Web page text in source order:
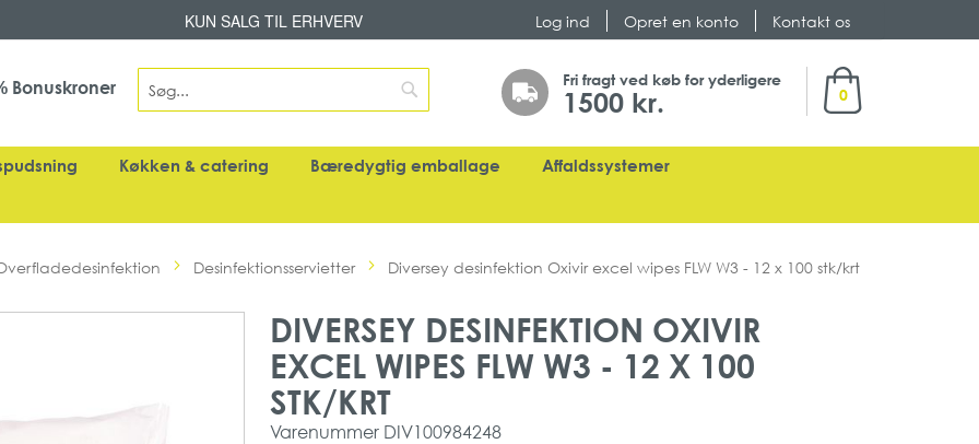
Skip
to
Content
Log ind Opret en konto Kontakt os
KUN SALG TIL ERHVERV
0
Fri fragt ved køb for yderligere
1500 kr.
Search
Search
Bonuskroner
Køkken & catering Bæredygtig emballage
Affaldssystemer
Desinfektionsservietter Diversey desinfektion Oxivir excel wipes FLW W3 - 12 x 100 stk/krt
DIVERSEY DESINFEKTION OXIVIR
EXCEL WIPES FLW W3 - 12 X 100
STK/KRT
Varenummer DIV100984248